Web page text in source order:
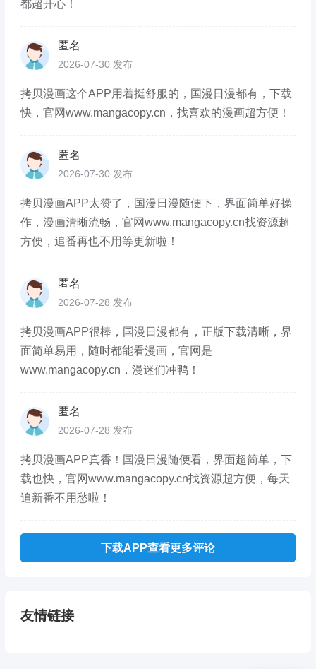
都超开心！
匿名
2026-07-30 发布
拷贝漫画这个APP用着挺舒服的，国漫日漫都有，下载
快，官网www.mangacopy.cn，找喜欢的漫画超方便！
匿名
2026-07-30 发布
拷贝漫画APP太赞了，国漫日漫随便下，界面简单好操
作，漫画清晰流畅，官网www.mangacopy.cn找资源超
方便，追番再也不用等更新啦！
匿名
2026-07-28 发布
拷贝漫画APP很棒，国漫日漫都有，正版下载清晰，界
面简单易用，随时都能看漫画，官网是
www.mangacopy.cn，漫迷们冲鸭！
匿名
2026-07-28 发布
拷贝漫画APP真香！国漫日漫随便看，界面超简单，下
载也快，官网www.mangacopy.cn找资源超方便，每天
追新番不用愁啦！
下载APP查看更多评论
友情链接